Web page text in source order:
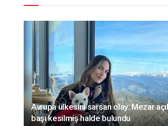
Avrupa ülkesini sarsan olay: Mezar
başı kesilmiş halde bulundu